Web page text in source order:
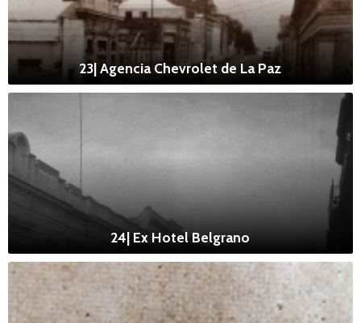
23| Agencia Chevrolet de La Paz
24| Ex Hotel Belgrano